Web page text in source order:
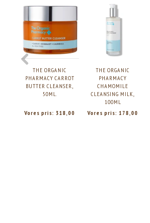
THE ORGANIC
PHARMACY CARROT
BUTTER CLEANSER,
50ML.
Vores pris: 318,00
THE ORGANIC
PHARMACY
CHAMOMILE
CLEANSING MILK,
100ML
Vores pris:178,00